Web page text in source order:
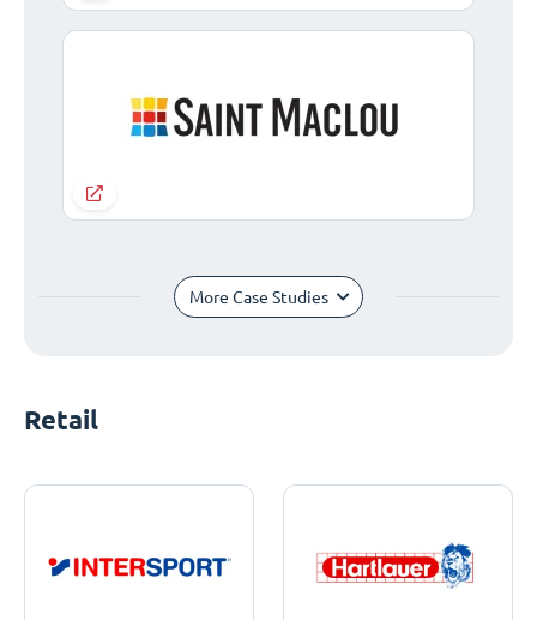
More Case Studies
Retail